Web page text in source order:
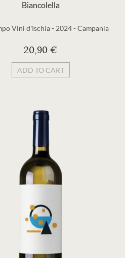
Biancolella
Vini d'Ischia- 2024-Campania
20,90 €
ADD TO CART